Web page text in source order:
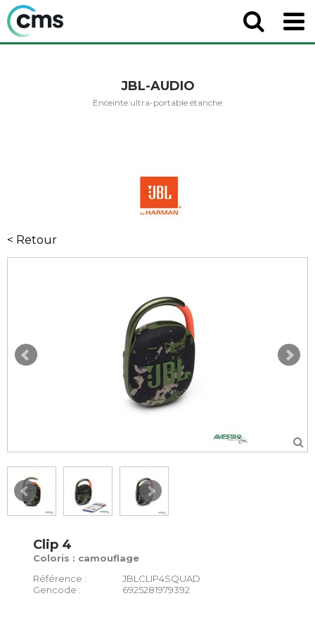
JBL-AUDIO
Enceinte ultra-portable étanche
< Retour
Clip 4
Coloris : camouflage
Référence :
JBLCLIP4SQUAD
Gencode :
6925281979392